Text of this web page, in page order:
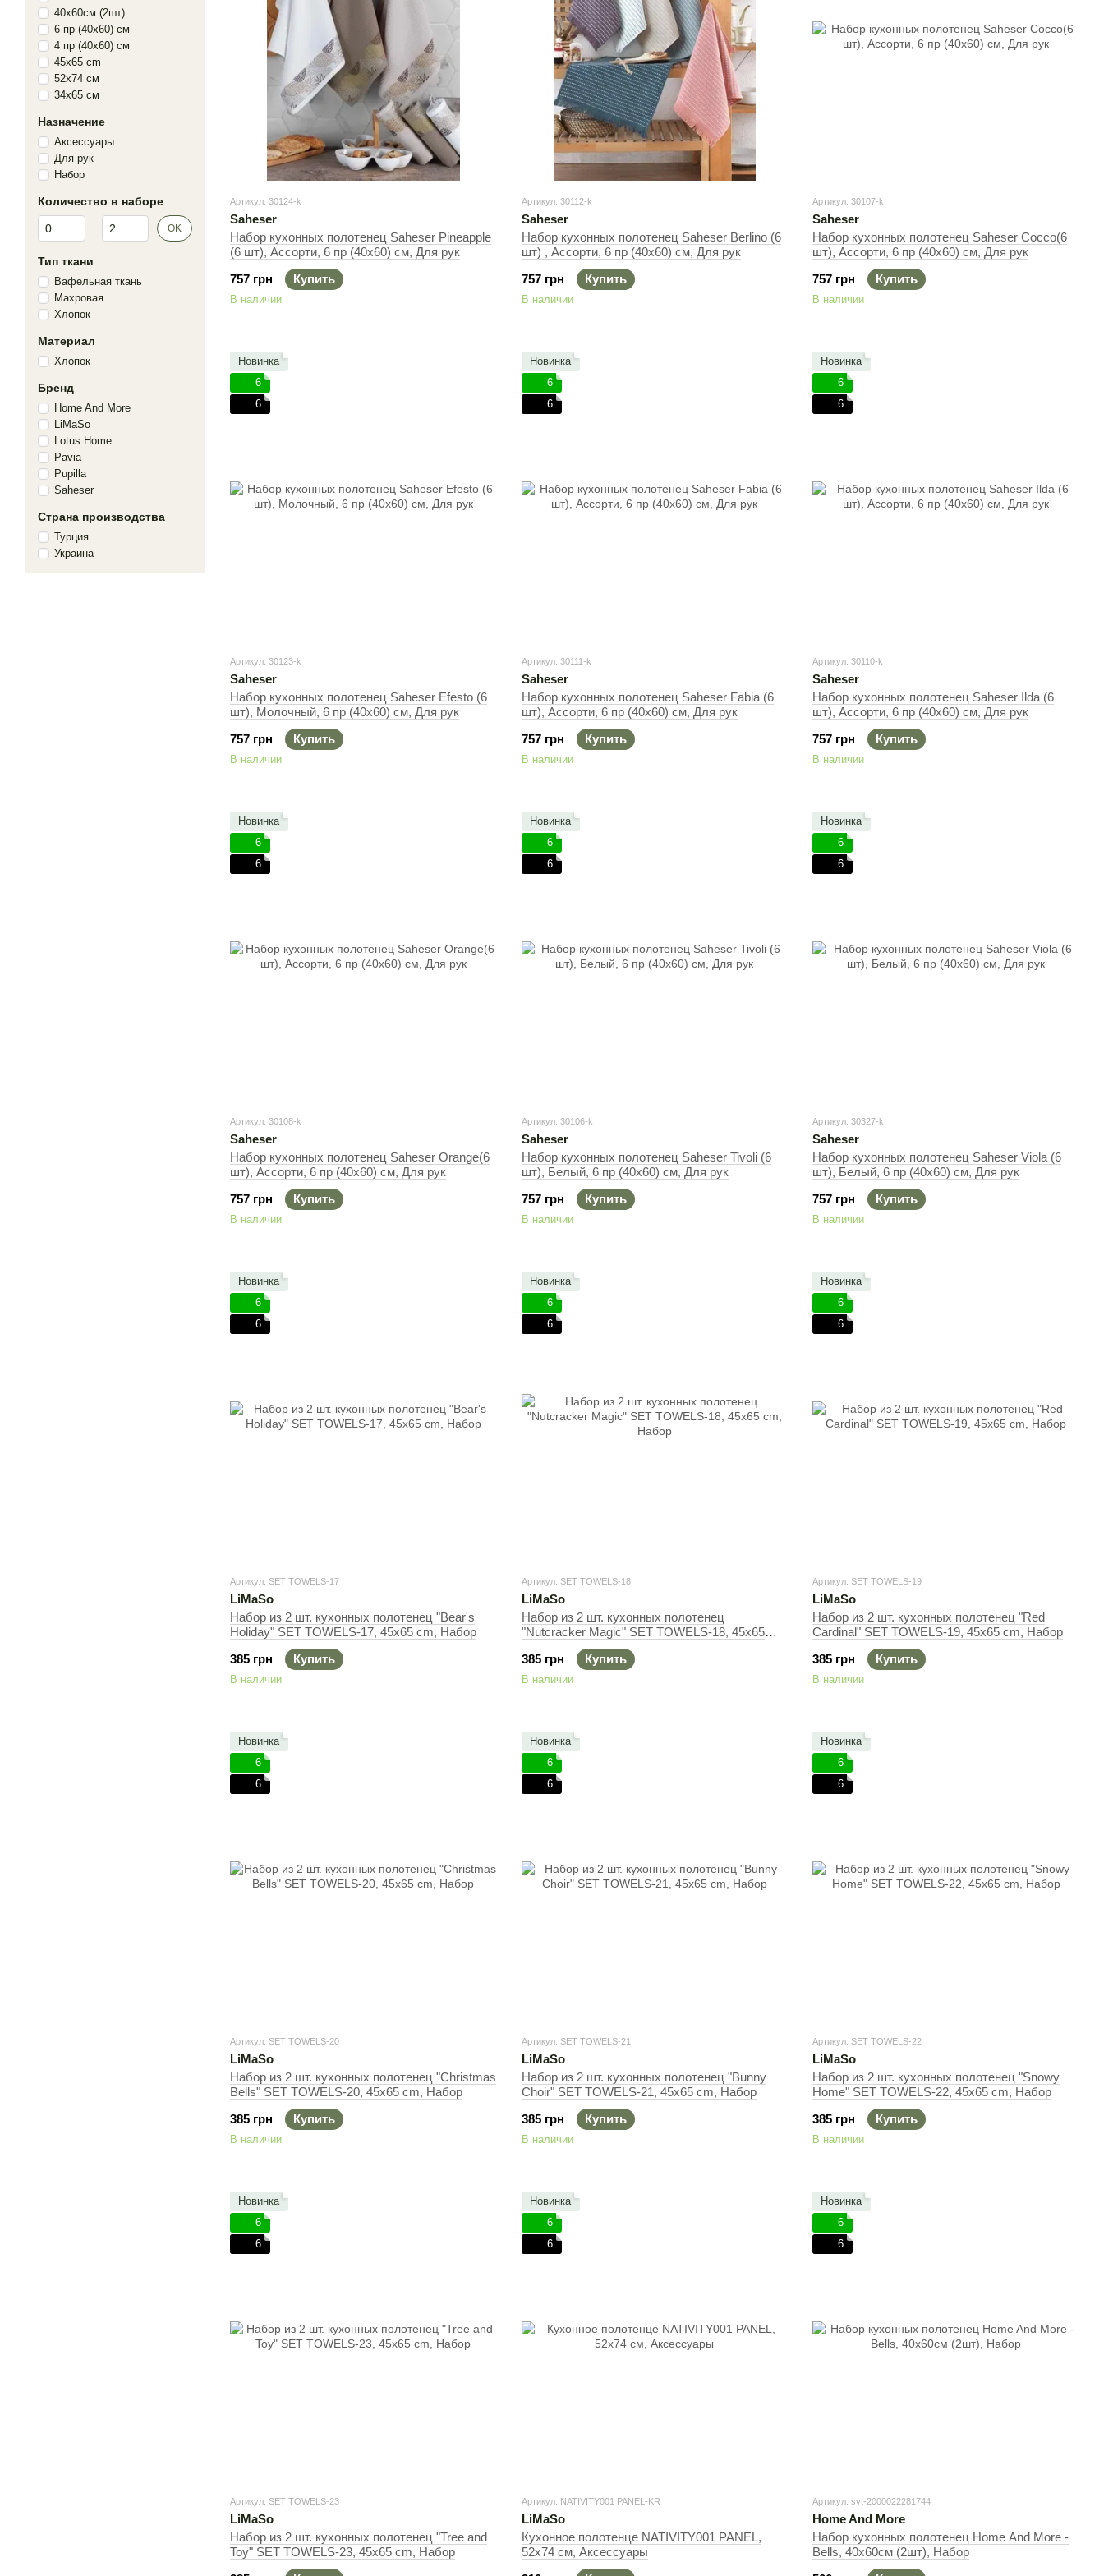
Артикул: 30124-k
Saheser
Набор кухонных полотенец Saheser Pineapple
(6 шт), Ассорти, 6 пр (40х60) см, Для рук
757 грн
Купить
В наличии
Артикул: 30112-k
Saheser
Набор кухонных полотенец Saheser Berlino (6
шт) , Ассорти, 6 пр (40х60) см, Для рук
757 грн
Купить
В наличии
Артикул: 30107-k
Saheser
Набор кухонных полотенец Saheser Cocco(6
шт), Ассорти, 6 пр (40х60) см, Для рук
757 грн
Купить
В наличии
Новинка
6
6
Артикул: 30123-k
Saheser
Набор кухонных полотенец Saheser Efesto (6
шт), Молочный, 6 пр (40х60) см, Для рук
757 грн
Купить
В наличии
Новинка
6
6
Артикул: 30111-k
Saheser
Набор кухонных полотенец Saheser Fabia (6
шт), Ассорти, 6 пр (40х60) см, Для рук
757 грн
Купить
В наличии
Новинка
6
6
Артикул: 30110-k
Saheser
Набор кухонных полотенец Saheser Ilda (6
шт), Ассорти, 6 пр (40х60) см, Для рук
757 грн
Купить
В наличии
Новинка
6
6
Артикул: 30108-k
Saheser
Набор кухонных полотенец Saheser Orange(6
шт), Ассорти, 6 пр (40х60) см, Для рук
757 грн
Купить
В наличии
Новинка
6
6
Артикул: 30106-k
Saheser
Набор кухонных полотенец Saheser Tivoli (6
шт), Белый, 6 пр (40х60) см, Для рук
757 грн
Купить
В наличии
Новинка
6
6
Артикул: 30327-k
Saheser
Набор кухонных полотенец Saheser Viola (6
шт), Белый, 6 пр (40х60) см, Для рук
757 грн
Купить
В наличии
Новинка
6
6
Артикул: SET TOWELS-17
LiMaSo
Набор из 2 шт. кухонных полотенец "Bear's
Holiday" SET TOWELS-17, 45x65 cm, Набор
385 грн
Купить
В наличии
Новинка
6
6
Артикул: SET TOWELS-18
LiMaSo
Набор из 2 шт. кухонных полотенец
"Nutcracker Magic" SET TOWELS-18, 45x65
385 грн
Купить
В наличии
Новинка
6
6
Артикул: SET TOWELS-19
LiMaSo
Набор из 2 шт. кухонных полотенец "Red
Cardinal" SET TOWELS-19, 45x65 cm, Набор
385 грн
Купить
В наличии
Новинка
6
6
Артикул: SET TOWELS-20
LiMaSo
Набор из 2 шт. кухонных полотенец "Christmas
Bells" SET TOWELS-20, 45x65 cm, Набор
385 грн
Купить
В наличии
Новинка
6
6
Артикул: SET TOWELS-21
LiMaSo
Набор из 2 шт. кухонных полотенец "Bunny
Choir" SET TOWELS-21, 45x65 cm, Набор
385 грн
Купить
В наличии
Новинка
6
6
Артикул: SET TOWELS-22
LiMaSo
Набор из 2 шт. кухонных полотенец "Snowy
Home" SET TOWELS-22, 45x65 cm, Набор
385 грн
Купить
В наличии
Новинка
6
6
Артикул: SET TOWELS-23
LiMaSo
Набор из 2 шт. кухонных полотенец "Tree and
Toy" SET TOWELS-23, 45x65 cm, Набор
Новинка
6
6
Артикул: NATIVITY001 PANEL-KR
LiMaSo
Кухонное полотенце NATIVITY001 PANEL,
52x74 см, Аксессуары
Новинка
6
6
Артикул: svt-2000022281744
Home And More
Набор кухонных полотенец Home And More -
Bells, 40х60см (2шт), Набор
40х60см (2шт)
6 пр (40х60) см
4 пр (40х60) см
45x65 cm
52x74 см
34x65 см
Назначение
Аксессуары
Для рук
Набор
Количество в наборе
От Количество в наборе
До Количество в наборе OK
Тип ткани
Вафельная ткань
Махровая
Хлопок
Материал
Хлопок
Бренд
Home And More
LiMaSo
Lotus Home
Pavia
Pupilla
Saheser
Страна производства
Турция
Украина